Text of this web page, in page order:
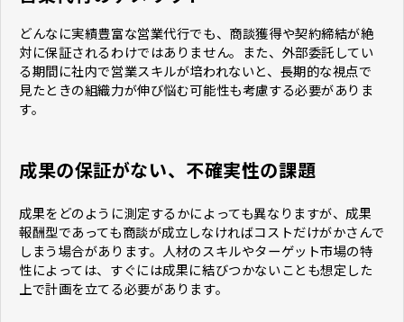
どんなに実績豊富な営業代行でも、商談獲得や契約締結が絶
対に保証されるわけではありません。また、外部委託してい
る期間に社内で営業スキルが培われないと、長期的な視点で
見たときの組織力が伸び悩む可能性も考慮する必要がありま
す。
成果の保証がない、不確実性の課題
成果をどのように測定するかによっても異なりますが、成果
報酬型であっても商談が成立しなければコストだけがかさんで
しまう場合があります。人材のスキルやターゲット市場の特
性によっては、すぐには成果に結びつかないことも想定した
上で計画を立てる必要があります。